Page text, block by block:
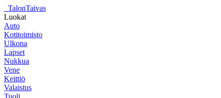
TalonTaivas
Luokat
Auto
Kotitoimisto
Ulkona
Lapset
Nukkua
Vene
Keittiö
Valaistus
Tuoli